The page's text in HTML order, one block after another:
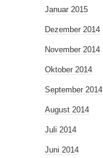
Januar 2015
Dezember 2014
November 2014
Oktober 2014
September 2014
August 2014
Juli 2014
Juni 2014